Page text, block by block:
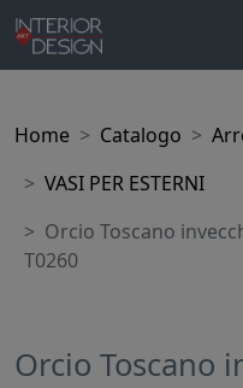
Home Catalogo
VASI PER ESTERNI
Orcio Toscano
T0260
Orcio Toscano